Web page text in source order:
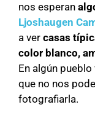
nos esperan
Ljoshaugen
a ver casas
color blanco,
En algún
que no nos
fotografiarla.